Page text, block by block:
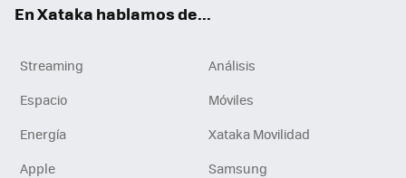
En Xataka hablamos de...
Streaming
Análisis
Espacio
Móviles
Energía
Xataka Movilidad
Apple
Samsung